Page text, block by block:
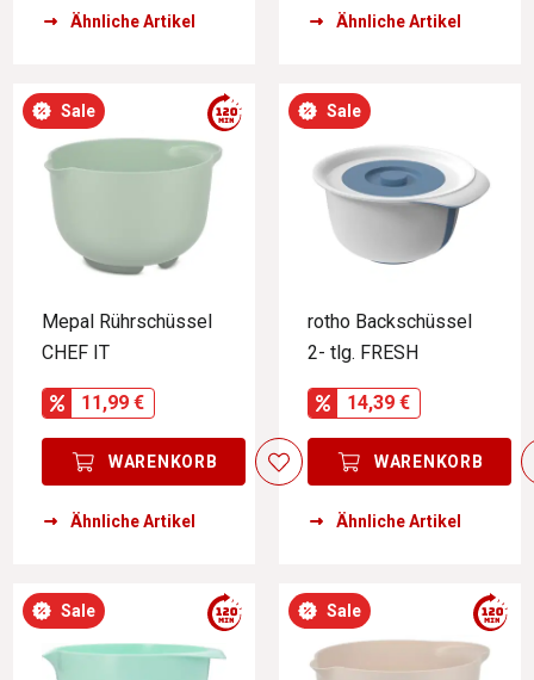
Ähnliche Artikel Ähnliche Artikel
Sale
Mepal Rührschüssel
CHEF IT
11,99 €
WARENKORB
Ähnliche Artikel
Sale
rotho Backschüssel
2- tlg. FRESH
14,39 €
WARENKORB
Ähnliche Artikel
Sale Sale